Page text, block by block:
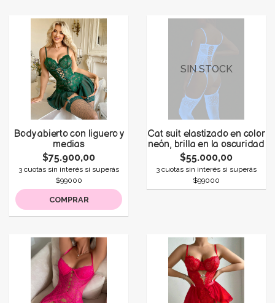
Body abierto con liguero y
medias
$75.900,00
3 cuotas sin interés si superás
$99000
COMPRAR
SIN STOCK
Cat suit elastizado en color
neón, brilla en la oscuridad
$55.000,00
3 cuotas sin interés si superás
$99000